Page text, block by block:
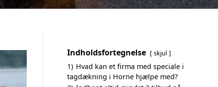
Indholdsfortegnelse skjul
1) Hvad kan et firma med speciale i
tagdækning i Horne hjælpe med?